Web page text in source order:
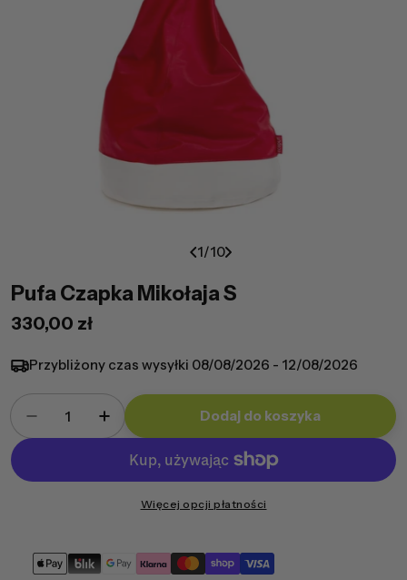
1/10
Pufa Czapka Mikołaja S
Cena
330,00 zł
Przybliżony czas wysyłki 08/08/2026 - 12/08/2026
Ilość
Zmniejsz ilość dla Pufa Czapka Mikołaja S
Zwiększ ilość dla Pufa Czapka
Dodaj do koszyka
Więcej opcji płatności
Metody